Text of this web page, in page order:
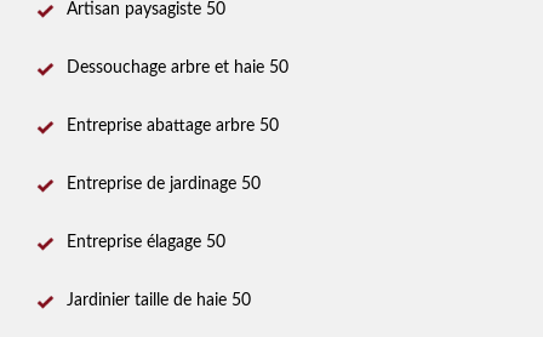
Artisan paysagiste 50
Dessouchage arbre et haie 50
Entreprise abattage arbre 50
Entreprise de jardinage 50
Entreprise élagage 50
Jardinier taille de haie 50